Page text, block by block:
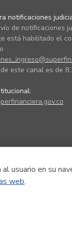
usuario en su
web.
notificaciones
de notificaciones
está habilitado el
este canal es de